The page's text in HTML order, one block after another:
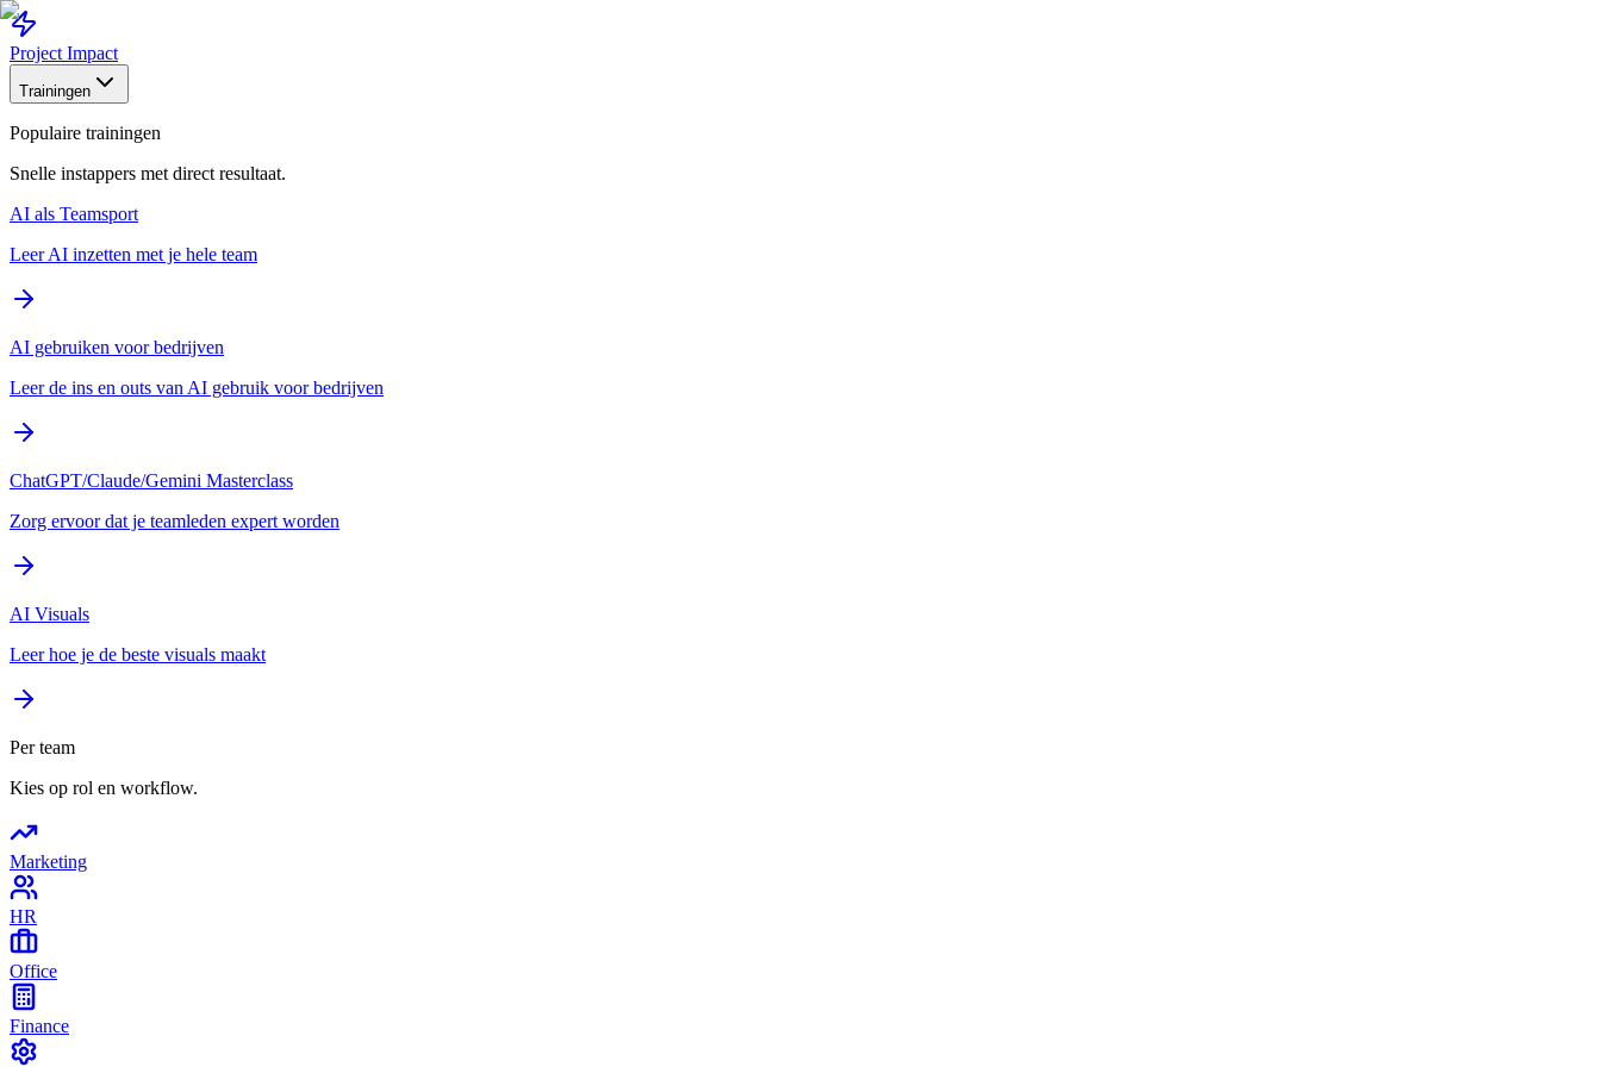
Project Impact
Trainingen
Populaire trainingen
Snelle instappers met direct resultaat.
AI als Teamsport
Leer AI inzetten met je hele team
AI gebruiken voor bedrijven
Leer de ins en outs van AI gebruik voor bedrijven
ChatGPT/Claude/Gemini Masterclass
Zorg ervoor dat je teamleden expert worden
AI Visuals
Leer hoe je de beste visuals maakt
Per team
Kies op rol en workflow.
Marketing
HR
Office
Finance